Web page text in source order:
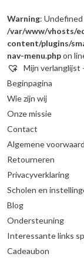
Warning:
/var/www/vhosts/
content/plugins/
nav-menu.phpon
Mijn verlanglijst
Beginpagina
Wie zijn wij
Onze missie
Contact
Algemene
Retourneren
Privacyverklaring
Scholen en
Blog
Ondersteuning
Interessante links
Cadeaubon